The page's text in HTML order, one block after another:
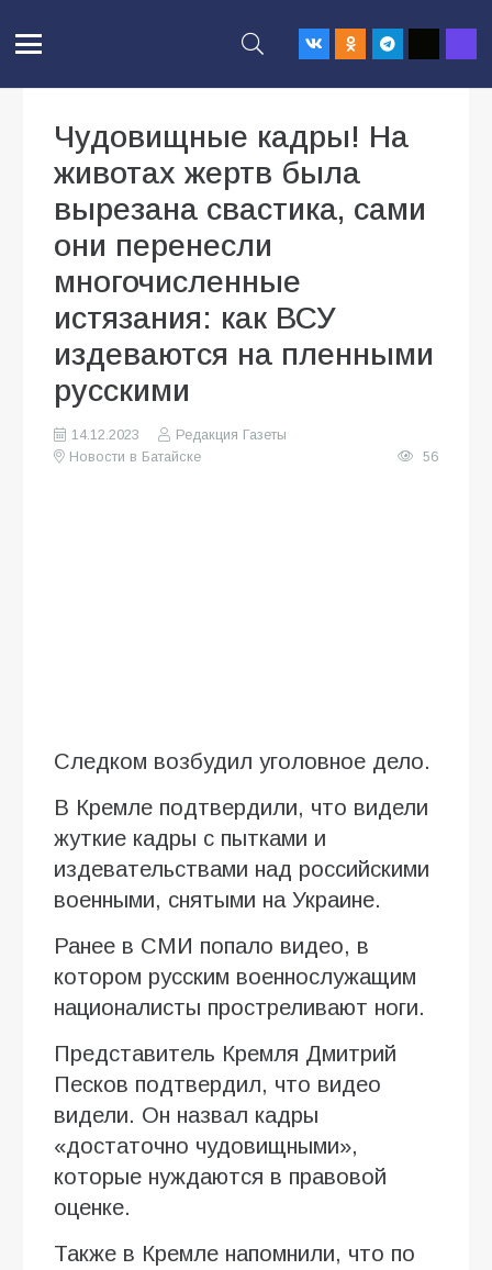
Чудовищные кадры! На
животах жертв была
вырезана свастика, сами
они перенесли
многочисленные
истязания: как ВСУ
издеваются на пленными
русскими
14.12.2023
Редакция Газеты
Новости в Батайске
56
Следком возбудил уголовное дело.
В Кремле подтвердили, что видели
жуткие кадры с пытками и
издевательствами над российскими
военными, снятыми на Украине.
Ранее в СМИ попало видео, в
котором русским военнослужащим
националисты простреливают ноги.
Представитель Кремля Дмитрий
Песков подтвердил, что видео
видели. Он назвал кадры
«достаточно чудовищными»,
которые нуждаются в правовой
оценке.
Также в Кремле напомнили, что по